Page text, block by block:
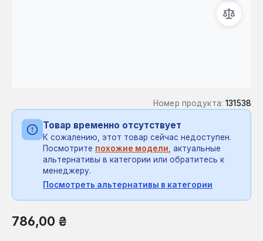
Номер продукта: 131538
Товар временно отсутствует
К сожалению, этот товар сейчас недоступен.
Посмотрите похожие модели, актуальные
альтернативы в категории или обратитесь к
менеджеру.
Посмотреть альтернативы в категории
Обычная цена:
786,00 ₴